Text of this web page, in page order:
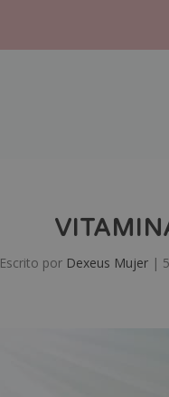
Escrito por Dexeus Mujer |